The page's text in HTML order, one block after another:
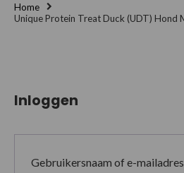
Home
Unique Protein Treat Duck (UDT)
Inloggen
Gebruikersnaam of e-mailadres